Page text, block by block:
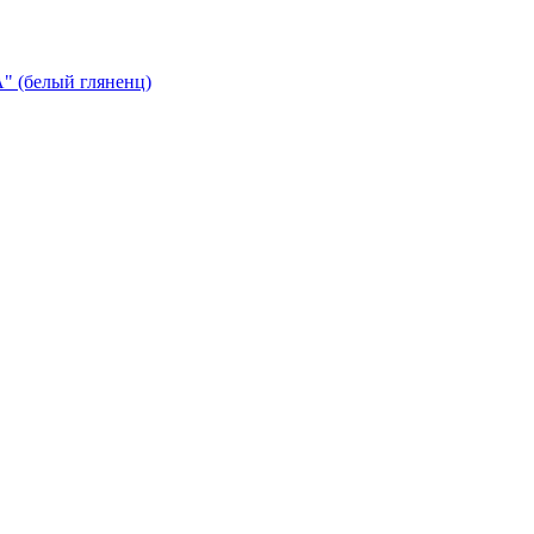
(белый гляненц)